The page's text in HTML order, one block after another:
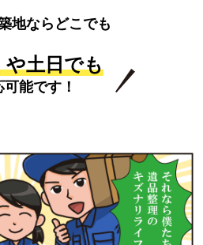
地ならどこでも
や土日でも
能です！